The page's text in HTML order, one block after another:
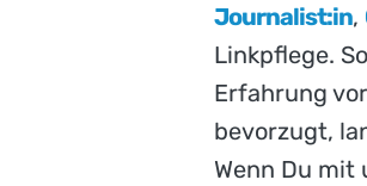
Journalist:in,
Linkpflege.
Erfahrung
bevorzugt,
Wenn Du mit